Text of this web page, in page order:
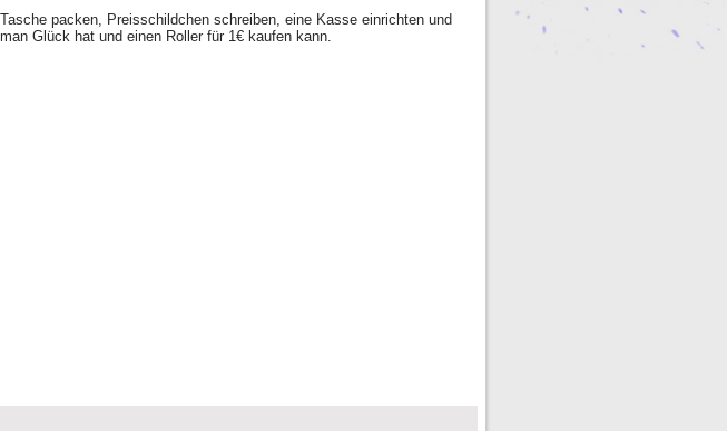
packen, Preisschildchen schreiben, eine Kasse einrichten und
Glück hat und einen Roller für 1€ kaufen kann.